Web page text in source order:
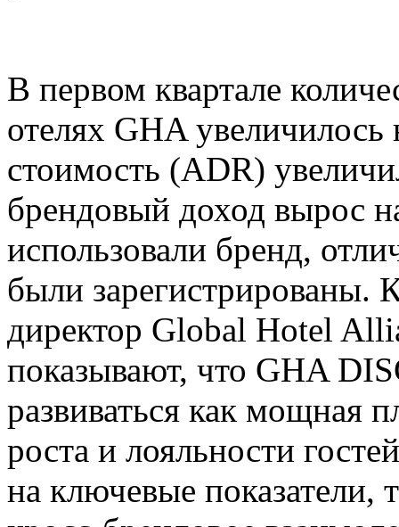
В первом квартале
отелях GHA увеличилось
стоимость (ADR)
брендовый доход вырос
использовали бренд,
были зарегистрированы.
директор Global Hotel
показывают, что GHA
развиваться как мощная
роста и лояльности
на ключевые показатели,